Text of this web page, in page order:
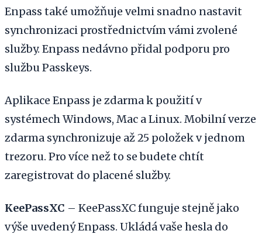
Enpass také umožňuje velmi snadno nastavit
synchronizaci prostřednictvím vámi zvolené
služby. Enpass nedávno přidal podporu pro
službu Passkeys.
Aplikace Enpass je zdarma k použití v
systémech Windows, Mac a Linux. Mobilní verze
zdarma synchronizuje až 25 položek v jednom
trezoru. Pro více než to se budete chtít
zaregistrovat do placené služby.
KeePassXC – KeePassXC funguje stejně jako
výše uvedený Enpass. Ukládá vaše hesla do